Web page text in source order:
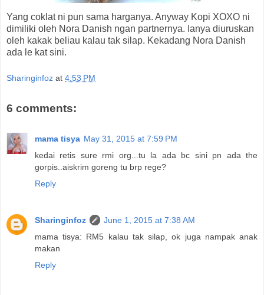
Yang coklat ni pun sama harganya. Anyway Kopi XOXO ni
dimiliki oleh Nora Danish ngan partnernya. Ianya diuruskan
oleh kakak beliau kalau tak silap. Kekadang Nora Danish
ada le kat sini.
Sharinginfoz at 4:53 PM
6 comments:
mama tisya May 31, 2015 at 7:59 PM
kedai retis sure rmi org...tu la ada bc sini pn ada the
gorpis..aiskrim goreng tu brp rege?
Reply
Sharinginfoz
June 1, 2015 at 7:38 AM
mama tisya: RM5 kalau tak silap, ok juga nampak anak
makan
Reply